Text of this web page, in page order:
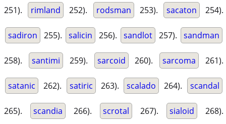
251). rimland 252). rodsman 253). sacaton 254).
sadiron 255). salicin 256). sandlot 257). sandman
258). santimi 259). sarcoid 260). sarcoma 261).
satanic 262). satiric 263). scalado 264). scandal
265). scandia 266). scrotal 267). sialoid 268).